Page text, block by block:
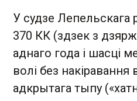
У судзе Лепельскага
370 КК (здзек з
аднаго года і шасці
волі без накіравання
адкрытага тыпу